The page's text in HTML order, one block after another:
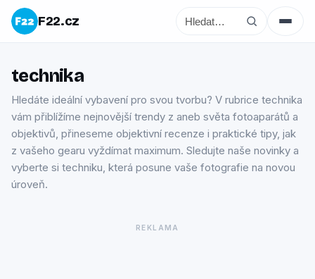
F22.cz
technika
Hledáte ideální vybavení pro svou tvorbu? V rubrice technika
vám přiblížíme nejnovější trendy z aneb světa fotoaparátů a
objektivů, přineseme objektivní recenze i praktické tipy, jak
z vašeho gearu vyždímat maximum. Sledujte naše novinky a
vyberte si techniku, která posune vaše fotografie na novou
úroveň.